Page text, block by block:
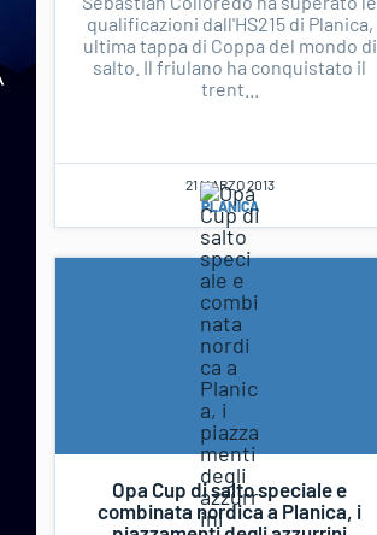
qualificazioni dall'HS215 di Planica,
ultima tappa di Coppa del mondo di
salto. Il friulano ha conquistato il
trent...
21 MARZO 2013
PLANICA
Opa Cup di salto speciale e
combinata nordica a Planica, i